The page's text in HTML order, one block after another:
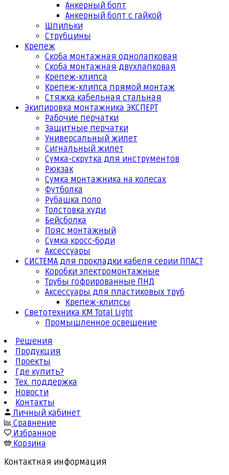
Анкерный болт
Анкерный болт с гайкой
Шпильки
Струбцины
Крепеж
Скоба монтажная однолапковая
Скоба монтажная двухлапковая
Крепеж-клипса
Крепеж-клипса прямой монтаж
Стяжка кабельная стальная
Экипировка монтажника ЭКСПЕРТ
Рабочие перчатки
Защитные перчатки
Универсальный жилет
Сигнальный жилет
Сумка-скрутка для инструментов
Рюкзак
Сумка монтажника на колесах
Футболка
Рубашка поло
Толстовка худи
Бейсболка
Пояс монтажный
Сумка кросс-боди
Аксессуары
СИСТЕМА для прокладки кабеля серии ПЛАСТ
Коробки электромонтажные
Трубы гофрированные ПНД
Аксессуары для пластиковых труб
Крепеж-клипсы
Светотехника КМ Total Light
Промышленное освещение
Решения
Продукция
Проекты
Где купить?
Тех. поддержка
Новости
Контакты
Личный кабинет
Сравнение
Избранное
Корзина
Контактная информация